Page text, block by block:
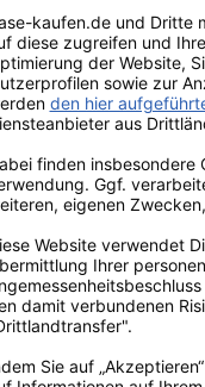
(EU) 2023/988
& Handels
5, 53881 Euskirchen